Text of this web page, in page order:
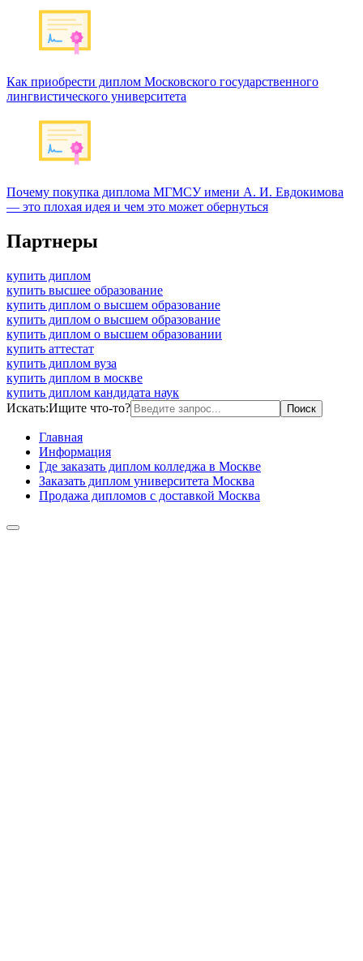
Как приобрести диплом Московского государственного
лингвистического университета
Почему покупка диплома МГМСУ имени А. И. Евдокимова
— это плохая идея и чем это может обернуться
Партнеры
купить диплом
купить высшее образование
купить диплом о высшем образование
купить диплом о высшем образование
купить диплом о высшем образовании
купить аттестат
купить диплом вуза
купить диплом в москве
купить диплом кандидата наук
Искать:Ищите что-то?
Главная
Информация
Где заказать диплом колледжа в Москве
Заказать диплом университета Москва
Продажа дипломов с доставкой Москва